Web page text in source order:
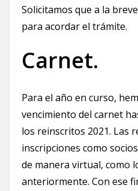
Solicitamos que a la
para acordar el trámite.
Carnet.
Para el año en curso,
vencimiento del carnet
los reinscritos 2021. Las
inscripciones como
de manera virtual, como
anteriormente. Con ese